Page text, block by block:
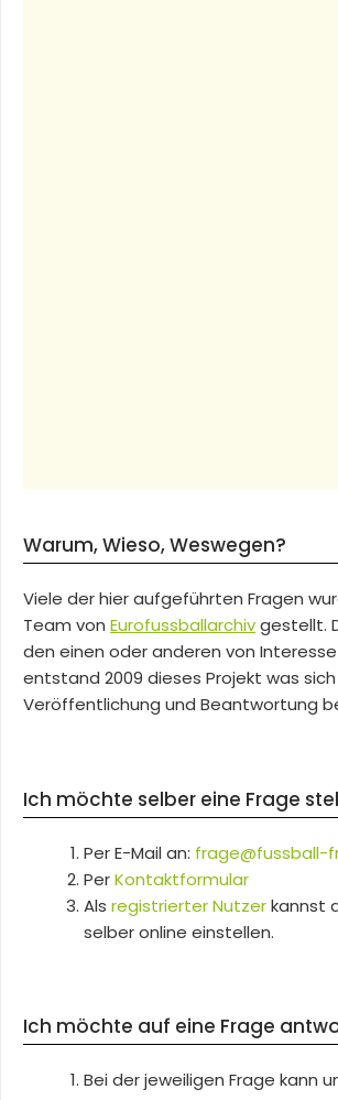
Warum, Wieso, Weswegen?
Viele der hier aufgeführten Fragen
Team von Eurofussballarchivgestellt.
den einen oder anderen von
entstand 2009 dieses Projekt was
Veröffentlichung und Beantwortung
Ich möchte selber eine Frage
Per E-Mail an: frage@fussball-
PerKontaktformular
Als registrierter Nutzerkannst
selber online einstellen.
Ich möchte auf eine Frage
Bei der jeweiligen Frage kann